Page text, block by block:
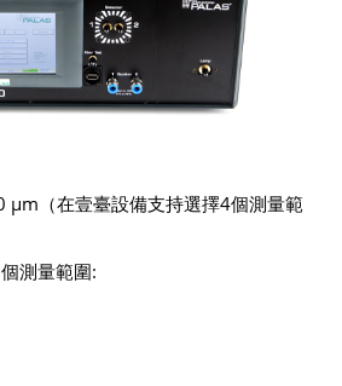
（在壹臺設備支持選擇4個測量範
測量範圍: